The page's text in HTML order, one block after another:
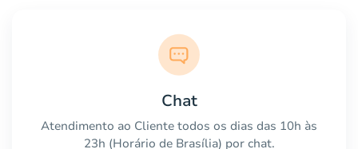
Chat
Atendimento ao Cliente todos os dias das 10h às
23h (Horário de Brasília) por chat.